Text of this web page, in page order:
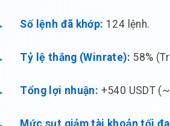
Số lệnh đã khớp: 124 lệnh.
Tỷ lệ thắng (Winrate): 58%
Tổng lợi nhuận: +540 USDT